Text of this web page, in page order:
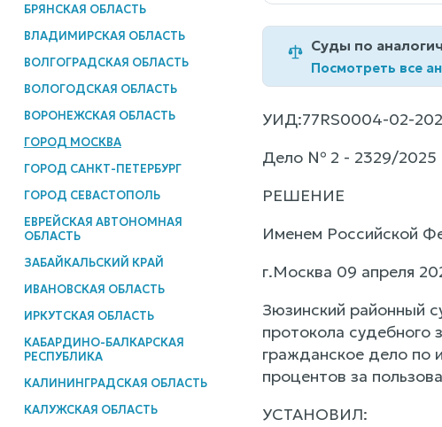
БРЯНСКАЯ ОБЛАСТЬ
ВЛАДИМИРСКАЯ ОБЛАСТЬ
ВОЛГОГРАДСКАЯ ОБЛАСТЬ
ВОЛОГОДСКАЯ ОБЛАСТЬ
ВОРОНЕЖСКАЯ ОБЛАСТЬ
ГОРОД МОСКВА
ГОРОД САНКТ-ПЕТЕРБУРГ
ГОРОД СЕВАСТОПОЛЬ
ЕВРЕЙСКАЯ АВТОНОМНАЯ
ОБЛАСТЬ
ЗАБАЙКАЛЬСКИЙ КРАЙ
ИВАНОВСКАЯ ОБЛАСТЬ
ИРКУТСКАЯ ОБЛАСТЬ
КАБАРДИНО-БАЛКАРСКАЯ
РЕСПУБЛИКА
КАЛИНИНГРАДСКАЯ ОБЛАСТЬ
КАЛУЖСКАЯ ОБЛАСТЬ
Суды по
Посмотреть все
УИД:77RS0004-02-
Дело № 2 - 2329/2025
РЕШЕНИЕ
Именем Российской
г.Москва 09 апреля
Зюзинский районный
протокола
гражданское дело по
процентов за
УСТАНОВИЛ: